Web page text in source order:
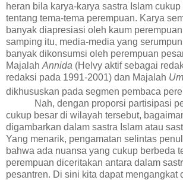
heran bila karya-karya sastra Islam
tentang tema-tema perempuan. Karya
banyak diapresiasi oleh kaum perempuan
samping itu, media-media yang
banyak dikonsumsi oleh perempuan
Majalah Annida (Helvy aktif sebagai
redaksi pada 1991-2001) dan Majalah
dikhususkan pada segmen pembaca
Nah, dengan proporsi partisipasi
cukup besar di wilayah tersebut,
digambarkan dalam sastra Islam atau
Yang menarik, pengamatan selintas
bahwa ada nuansa yang cukup berbeda
perempuan diceritakan antara dalam
pesantren. Di sini kita dapat mengangkat